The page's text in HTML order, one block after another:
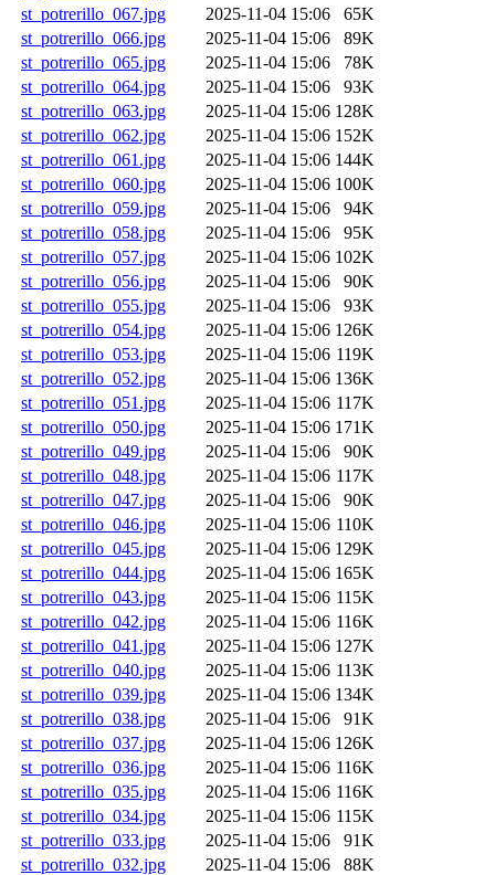
st_potrerillo_067.jpg
2025-11-04 15:06
65K
st_potrerillo_066.jpg
2025-11-04 15:06
89K
st_potrerillo_065.jpg
2025-11-04 15:06
78K
st_potrerillo_064.jpg
2025-11-04 15:06
93K
st_potrerillo_063.jpg
2025-11-04 15:06 128K
st_potrerillo_062.jpg
2025-11-04 15:06 152K
st_potrerillo_061.jpg
2025-11-04 15:06 144K
st_potrerillo_060.jpg
2025-11-04 15:06 100K
st_potrerillo_059.jpg
2025-11-04 15:06
94K
st_potrerillo_058.jpg
2025-11-04 15:06
95K
st_potrerillo_057.jpg
2025-11-04 15:06 102K
st_potrerillo_056.jpg
2025-11-04 15:06
90K
st_potrerillo_055.jpg
2025-11-04 15:06
93K
st_potrerillo_054.jpg
2025-11-04 15:06 126K
st_potrerillo_053.jpg
2025-11-04 15:06 119K
st_potrerillo_052.jpg
2025-11-04 15:06 136K
st_potrerillo_051.jpg
2025-11-04 15:06 117K
st_potrerillo_050.jpg
2025-11-04 15:06 171K
st_potrerillo_049.jpg
2025-11-04 15:06
90K
st_potrerillo_048.jpg
2025-11-04 15:06 117K
st_potrerillo_047.jpg
2025-11-04 15:06
90K
st_potrerillo_046.jpg
2025-11-04 15:06 110K
st_potrerillo_045.jpg
2025-11-04 15:06 129K
st_potrerillo_044.jpg
2025-11-04 15:06 165K
st_potrerillo_043.jpg
2025-11-04 15:06 115K
st_potrerillo_042.jpg
2025-11-04 15:06 116K
st_potrerillo_041.jpg
2025-11-04 15:06 127K
st_potrerillo_040.jpg
2025-11-04 15:06 113K
st_potrerillo_039.jpg
2025-11-04 15:06 134K
st_potrerillo_038.jpg
2025-11-04 15:06
91K
st_potrerillo_037.jpg
2025-11-04 15:06 126K
st_potrerillo_036.jpg
2025-11-04 15:06 116K
st_potrerillo_035.jpg
2025-11-04 15:06 116K
st_potrerillo_034.jpg
2025-11-04 15:06 115K
st_potrerillo_033.jpg
2025-11-04 15:06
91K
st_potrerillo_032.jpg
2025-11-04 15:06
88K